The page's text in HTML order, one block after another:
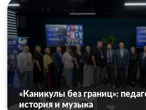
«Каникулы без границ»:
история и музыка